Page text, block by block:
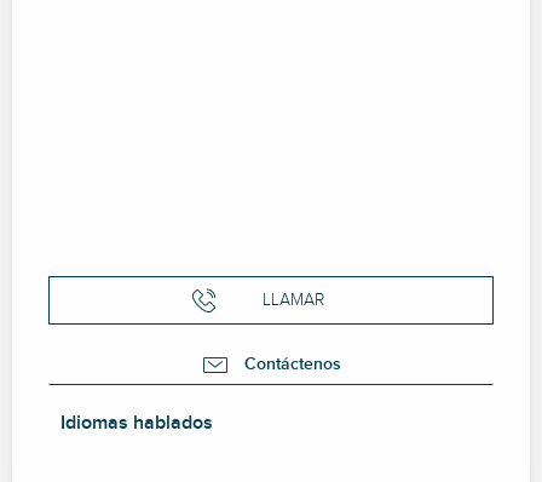
LLAMAR
Contáctenos
Idiomas hablados
Idiomas hablados